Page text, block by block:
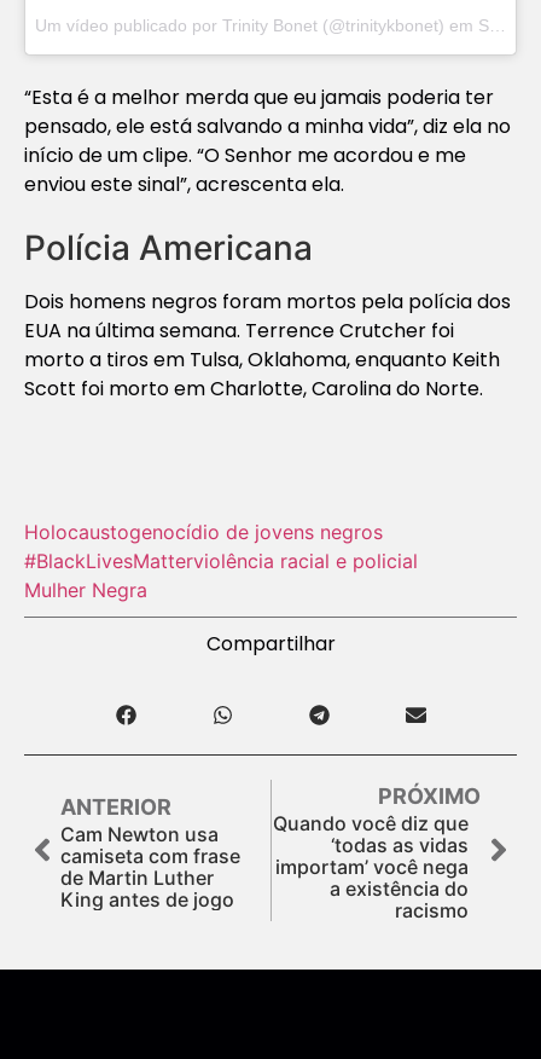
Um vídeo publicado por Trinity Bonet (@trinitykbonet) em Set 21, 2016 às 11:54 PDT
“Esta é a melhor merda que eu jamais poderia ter
pensado, ele está salvando a minha vida”, diz ela no
início de um clipe. “O Senhor me acordou e me
enviou este sinal”, acrescenta ela.
Polícia Americana
Dois homens negros foram mortos pela polícia dos
EUA na última semana. Terrence Crutcher foi
morto a tiros em Tulsa, Oklahoma, enquanto Keith
Scott foi morto em Charlotte, Carolina do Norte.
Holocausto‬genocídio de jovens negros
#BlackLivesMatterviolência racial e policial
Mulher Negra
Compartilhar
ANTERIOR
Cam Newton usa
camiseta com frase
de Martin Luther
King antes de jogo
PRÓXIMO
Quando você diz que
‘todas as vidas
importam’ você nega
a existência do
racismo